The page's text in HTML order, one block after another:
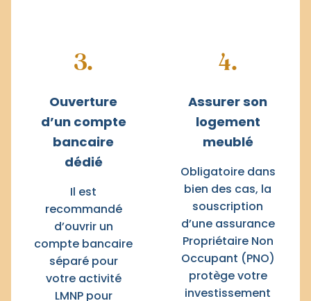
3.
Ouverture
d’un compte
bancaire
dédié
Il est
recommandé
d’ouvrir un
compte bancaire
séparé pour
votre activité
LMNP pour
4.
Assurer son
logement
meublé
Obligatoire dans
bien des cas, la
souscription
d’une assurance
Propriétaire Non
Occupant (PNO)
protège votre
investissement